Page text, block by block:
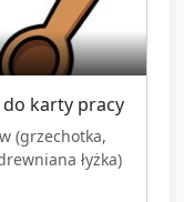
karty pracy
(grzechotka,
łyżka)